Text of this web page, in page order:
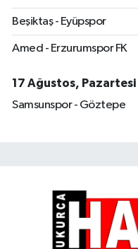
Beşiktaş - Eyüpspor
Amed - Erzurumspor FK
17 Ağustos, Pazartesi
Samsunspor - Göztepe